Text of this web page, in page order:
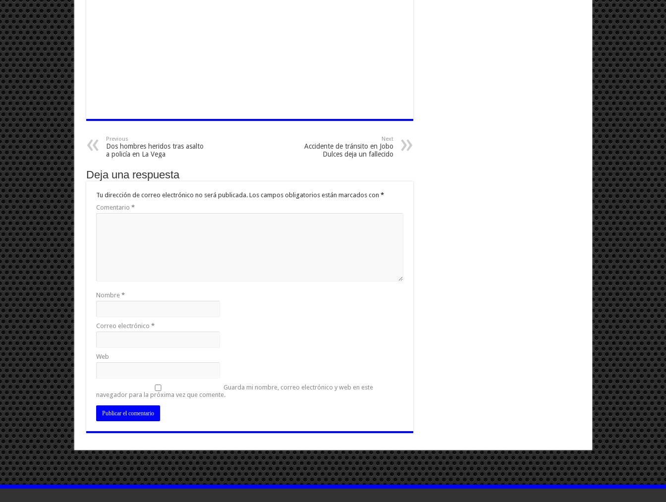
Previous
Dos hombres heridos tras asalto
a policía en La Vega
Next
Accidente de tránsito en Jobo
Dulces deja un fallecido
Deja una respuesta
Tu dirección de correo electrónico no será publicada. Los campos obligatorios están marcados con *
Comentario *
Nombre *
Correo electrónico *
Web
Guarda mi nombre, correo electrónico y web en este
navegador para la próxima vez que comente.